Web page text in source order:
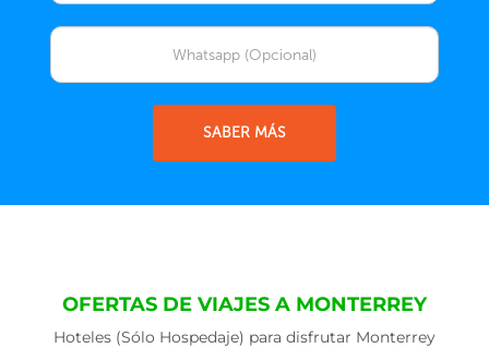
SABER MÁS
OFERTAS DE VIAJES A MONTERREY
Hoteles (Sólo Hospedaje) para disfrutar Monterrey